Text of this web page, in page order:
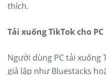
thích.
Tải xuống TikTok cho PC
Người dùng PC tải xuống
giả lập như Bluestacks